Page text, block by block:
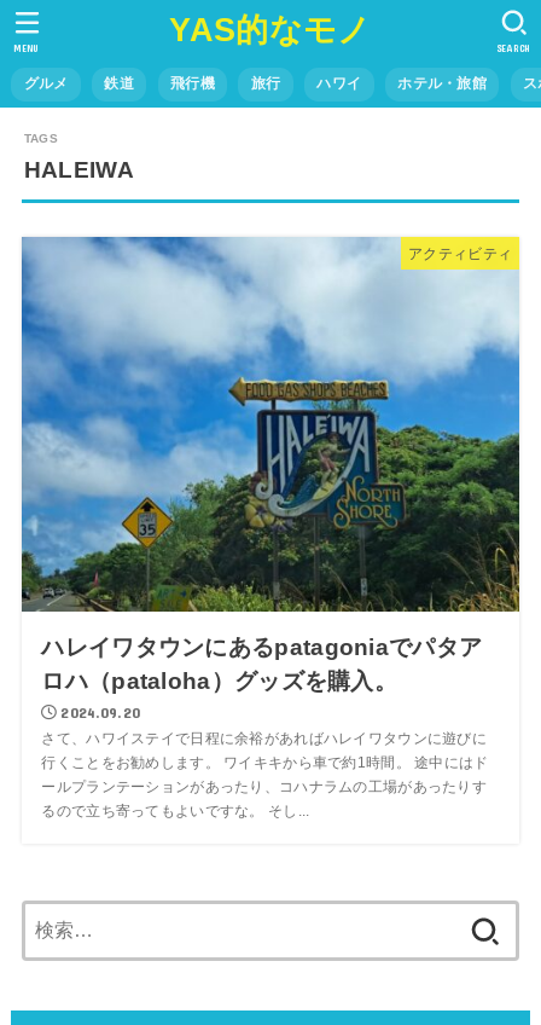
YAS的なモノ
グルメ 鉄道 飛行機 旅行 ハワイ ホテル・旅館
SEARCH
MENU
HALEIWA
アクティビティ
ハレイワタウンにあるpatagoniaでパタア
ロハ（pataloha）グッズを購入。
2024.09.20
さて、ハワイステイで日程に余裕があればハレイワタウンに遊びに
行くことをお勧めします。 ワイキキから車で約1時間。 途中にはド
ールプランテーションがあったり、コハナラムの工場があったりす
るので立ち寄ってもよいですな。 そし...
索: